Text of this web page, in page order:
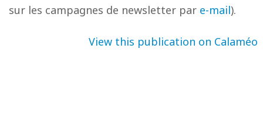
sur les campagnes de newsletter par e-mail).
View this publication on Calaméo